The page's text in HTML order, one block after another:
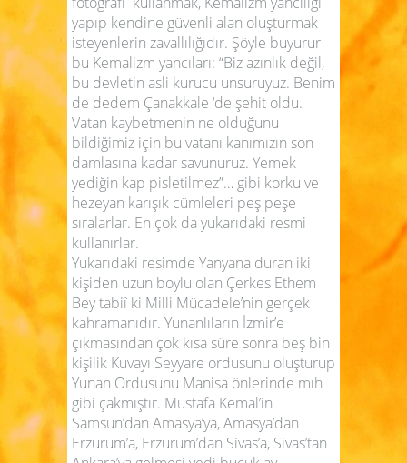
yapıp kendine güvenli alan oluşturmak
isteyenlerin zavallılığıdır. Şöyle buyurur
bu Kemalizm yancıları: “Biz azınlık değil,
bu devletin asli kurucu unsuruyuz. Benim
de dedem Çanakkale ‘de şehit oldu.
Vatan kaybetmenin ne olduğunu
bildiğimiz için bu vatanı kanımızın son
damlasına kadar savunuruz. Yemek
yediğin kap pisletilmez”… gibi korku ve
hezeyan karışık cümleleri peş peşe
sıralarlar. En çok da yukarıdaki resmi
kullanırlar.
Yukarıdaki resimde Yanyana duran iki
kişiden uzun boylu olan Çerkes Ethem
Bey tabiî ki Milli Mücadele’nin gerçek
kahramanıdır. Yunanlıların İzmir’e
çıkmasından çok kısa süre sonra beş bin
kişilik Kuvayı Seyyare ordusunu oluşturup
Yunan Ordusunu Manisa önlerinde mıh
gibi çakmıştır. Mustafa Kemal’in
Samsun’dan Amasya’ya, Amasya’dan
Erzurum’a, Erzurum’dan Sivas’a, Sivas’tan